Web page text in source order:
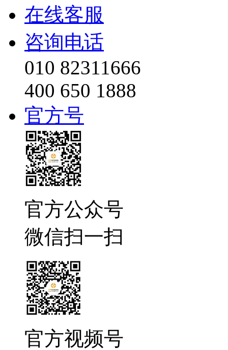
在线客服
咨询电话
010 82311666
400 650 1888
官方号
官方公众号
微信扫一扫
官方视频号